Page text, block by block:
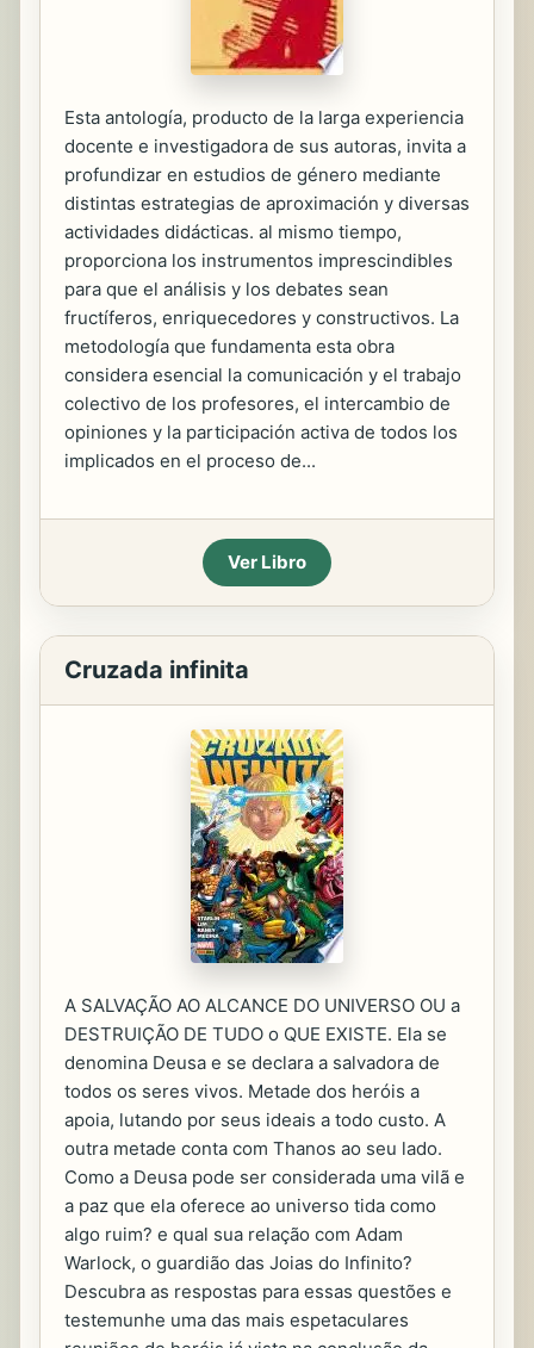
Esta antología, producto de la larga experiencia
docente e investigadora de sus autoras, invita a
profundizar en estudios de género mediante
distintas estrategias de aproximación y diversas
actividades didácticas. al mismo tiempo,
proporciona los instrumentos imprescindibles
para que el análisis y los debates sean
fructíferos, enriquecedores y constructivos. La
metodología que fundamenta esta obra
considera esencial la comunicación y el trabajo
colectivo de los profesores, el intercambio de
opiniones y la participación activa de todos los
implicados en el proceso de...
Ver Libro
Cruzada infinita
A SALVAÇÃO AO ALCANCE DO UNIVERSO OU a
DESTRUIÇÃO DE TUDO o QUE EXISTE. Ela se
denomina Deusa e se declara a salvadora de
todos os seres vivos. Metade dos heróis a
apoia, lutando por seus ideais a todo custo. A
outra metade conta com Thanos ao seu lado.
Como a Deusa pode ser considerada uma vilã e
a paz que ela oferece ao universo tida como
algo ruim? e qual sua relação com Adam
Warlock, o guardião das Joias do Infinito?
Descubra as respostas para essas questões e
testemunhe uma das mais espetaculares